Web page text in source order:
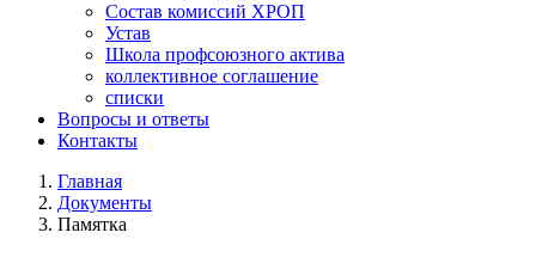
Состав комиссий ХРОП
Устав
Школа профсоюзного актива
коллективное соглашение
списки
Вопросы и ответы
Контакты
Строка
Главная
Документы
Памятка